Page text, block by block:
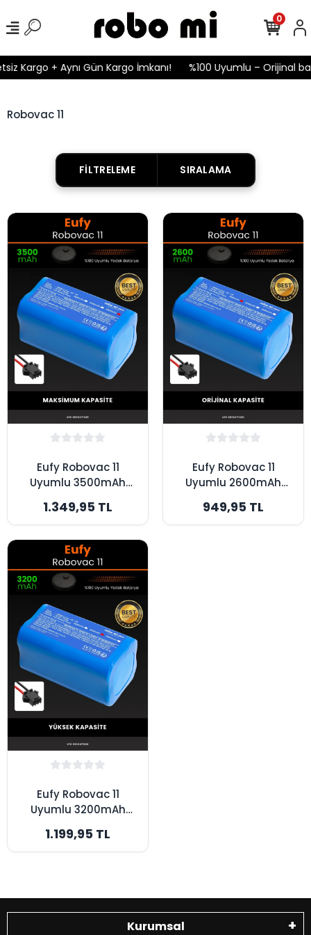
Kargo + Aynı Gün Kargo İmkanı! %100 Uyumlu – Orijinal
0
Robovac 11
FILTRELEME SIRALAMA
Eufy Robovac 11
Uyumlu 3500mAh
Bataryası -
Maksimum Kapasite
1.349,95 TL
Eufy Robovac 11
Uyumlu 2600mAh
Bataryası - Orijinal
Kapasite
949,95 TL
Eufy Robovac 11
Uyumlu 3200mAh
Bataryası - Yüksek
Kapasite
1.199,95 TL
Kurumsal